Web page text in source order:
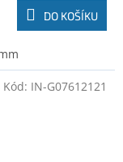
DO KOŠÍKU
Kód: IN-G07612121